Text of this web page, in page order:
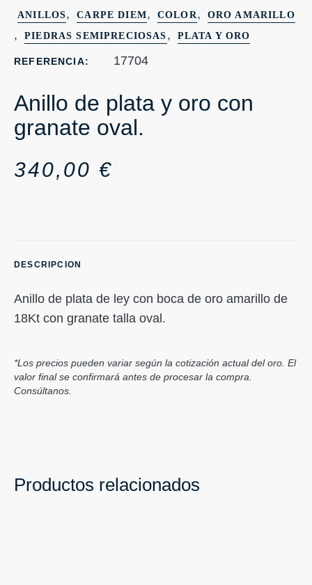
ANILLOS, CARPE DIEM, COLOR, ORO AMARILLO
, PIEDRAS SEMIPRECIOSAS , PLATA Y ORO
REFERENCIA: 17704
Anillo de plata y oro con
granate oval.
340,00 €
DESCRIPCION
Anillo de plata de ley con boca de oro amarillo de
18Kt con granate talla oval.
*Los precios pueden variar según la cotización actual del oro. El
valor final se confirmará antes de procesar la compra.
Consúltanos.
Productos relacionados